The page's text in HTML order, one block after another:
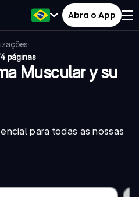
Abra o App
·
páginas
Muscular y su
para todas as nossas